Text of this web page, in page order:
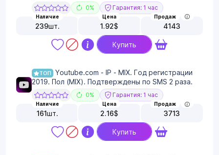
0% Гарантия: 1 час
Наличие
239шт.
Цена
1.92$
Продаж
4143
Купить
ТОП
Youtube.com - IP - MIX. Год регистрации
2019. Пол (MIX). Подтверждены по SMS 2 раза.
0% Гарантия: 1 час
Наличие
161шт.
Цена
2.16$
Продаж
3713
Купить